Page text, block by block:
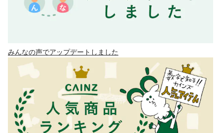
みんなの声でアップデートしました